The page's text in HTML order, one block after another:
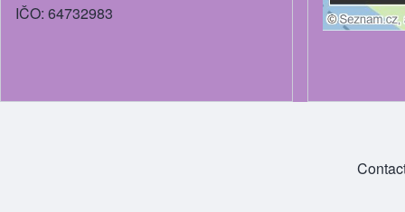
IČO: 64732983